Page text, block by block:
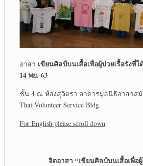
อาสา เขียนศิลป์บนเสื้อเพื่อผู้ป่วยเรื้อรังที่
14 พย. 63
ชั้น 4 ณ ห้องสุจิตรา อาคารมูลนิธิอาสาสมั
Thai Volunteer Service Bldg.
For English please scroll down
จิตอาสา “เขียนศิลป์บนเสื้อเพื่อผู้ป่